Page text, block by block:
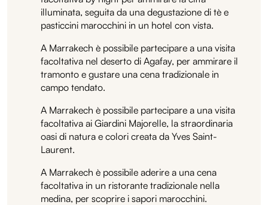
illuminata, seguita da una degustazione di tè e
pasticcini marocchini in un hotel con vista.
A Marrakech è possibile partecipare a una visita
facoltativa nel deserto di Agafay, per ammirare il
tramonto e gustare una cena tradizionale in
campo tendato.
A Marrakech è possibile partecipare a una visita
facoltativa ai Giardini Majorelle, la straordinaria
oasi di natura e colori creata da Yves Saint-
Laurent.
A Marrakech è possibile aderire a una cena
facoltativa in un ristorante tradizionale nella
medina, per scoprire i sapori marocchini.